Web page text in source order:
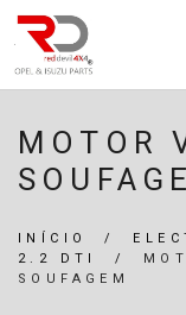
MOTOR
INÍCIO /
2.2 DTI
/
SOUFAGEM